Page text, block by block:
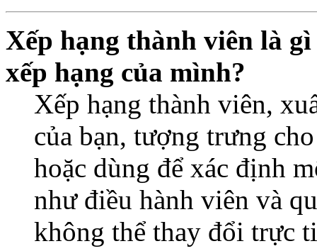
Xếp hạng thành viên là
xếp hạng của mình?
Xếp hạng thành viên,
của bạn, tượng trưng
hoặc dùng để xác định
như điều hành viên và
không thể thay đổi trực